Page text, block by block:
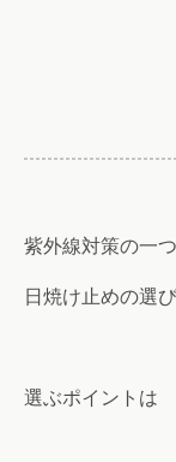
紫外線対策の一
日焼け止めの選
選ぶポイントは